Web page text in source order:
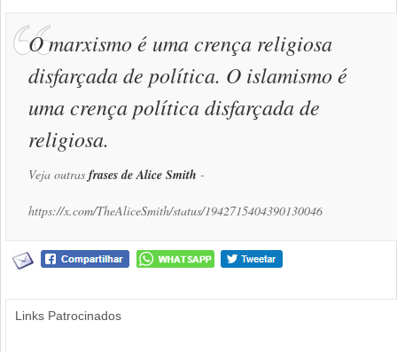
O marxismo é uma crença religiosa
disfarçada de política. O islamismo é
uma crença política disfarçada de
religiosa.
Veja outras frases de Alice Smith -
https://x.com/TheAliceSmith/status/1942715404390130046
Links Patrocinados